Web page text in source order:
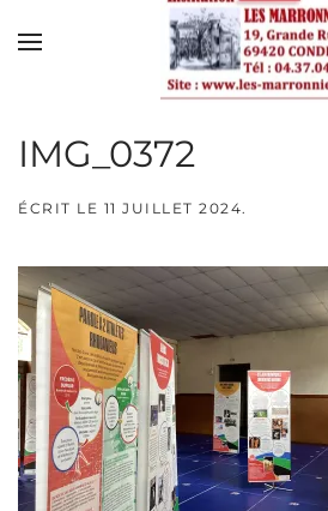
Skip to main content
IMG_0372
ÉCRIT LE 11 JUILLET 2024.